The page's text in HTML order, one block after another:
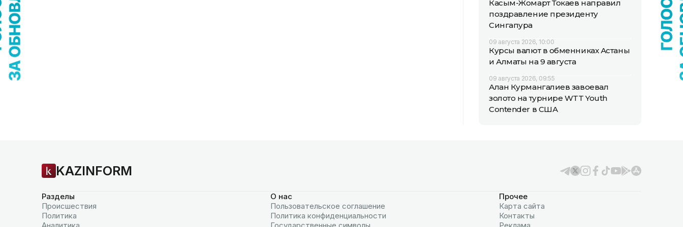
Касым-Жомарт Токаев направил
поздравление президенту
Сингапура
09 августа 2026, 10:00
Курсы валют в обменниках Астаны
и Алматы на 9 августа
09 августа 2026, 09:55
Алан Курмангалиев завоевал
золото на турнире WTT Youth
Contender в США
KAZINFORM
Разделы
Происшествия
Политика
О нас
Пользовательское соглашение
Политика конфиденциальности
Прочее
Карта сайта
Контакты